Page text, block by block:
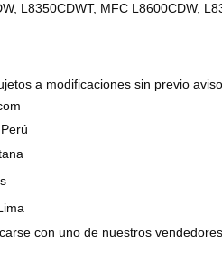
L8350CDWT, MFC L8600CDW,
a modificaciones sin previo aviso.
con uno de nuestros vendedores